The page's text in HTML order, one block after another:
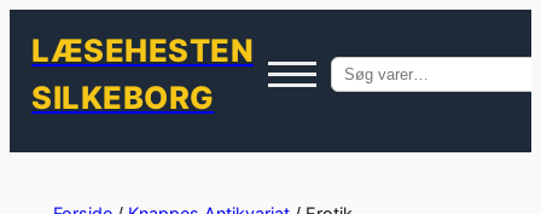
LÆSEHESTEN
SILKEBORG
Søg